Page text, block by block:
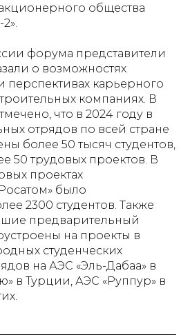
общества
форума представители
о возможностях
перспективах карьерного
компаниях. В
что в 2024 году в
отрядов по всей стране
более 50 тысяч студентов,
50 трудовых проектов. В
проектах
было
2300 студентов. Также
предварительный
на проекты в
студенческих
на АЭС «Эль-Дабаа» в
в Турции, АЭС «Руппур» в